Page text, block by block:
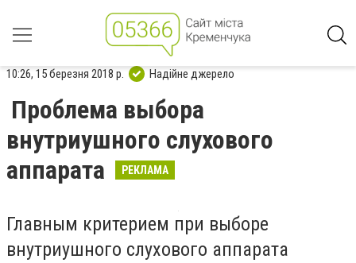
10:26, 15 березня 2018 р. Надійне джерело
Проблема выбора
внутриушного слухового
аппарата
РЕКЛАМА
Главным критерием при выборе
внутриушного слухового аппарата